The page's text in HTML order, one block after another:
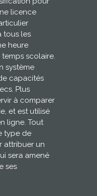
licence
tous les
heure
scolaire.
système
capacités
Plus
à comparer
et est utilisé
ligne. Tout
type de
attribuer un
sera amené
ses